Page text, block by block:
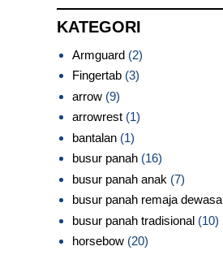
KATEGORI
Armguard (2)
Fingertab (3)
arrow (9)
arrowrest (1)
bantalan (1)
busur panah (16)
busur panah anak (7)
busur panah remaja dewasa
busur panah tradisional (10)
horsebow (20)